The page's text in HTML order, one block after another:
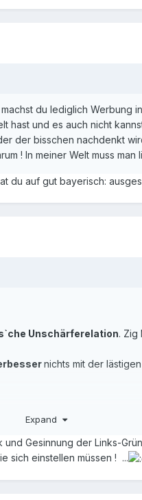
du lediglich Werbung
und es auch nicht
der bisschen nachdenkt
! In meiner Welt muss
du auf gut bayerisch:
Unschärferelation. Zig
nichts mit der
die FOLGEN derselben
Expand
Gesinnung der Links-
sich einstellen müssen ! ...